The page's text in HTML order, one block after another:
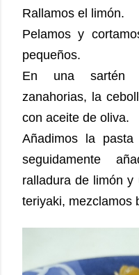
Rallamos el limón.
Pelamos y
pequeños.
En una sartén
zanahorias, la
con aceite de oliva.
Añadimos la
seguidamente
ralladura de limón
teriyaki, mezclamos